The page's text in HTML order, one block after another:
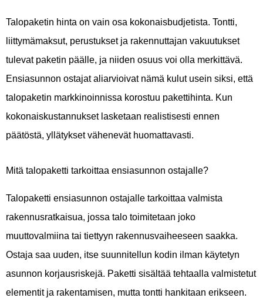
Talopaketin hinta on vain osa kokonaisbudjetista. Tontti,
liittymämaksut, perustukset ja rakennuttajan vakuutukset
tulevat paketin päälle, ja niiden osuus voi olla merkittävä.
Ensiasunnon ostajat aliarvioivat nämä kulut usein siksi, että
talopaketin markkinoinnissa korostuu pakettihinta. Kun
kokonaiskustannukset lasketaan realistisesti ennen
päätöstä, yllätykset vähenevät huomattavasti.
Mitä talopaketti tarkoittaa ensiasunnon ostajalle?
Talopaketti ensiasunnon ostajalle tarkoittaa valmista
rakennusratkaisua, jossa talo toimitetaan joko
muuttovalmiina tai tiettyyn rakennusvaiheeseen saakka.
Ostaja saa uuden, itse suunnitellun kodin ilman käytetyn
asunnon korjausriskejä. Paketti sisältää tehtaalla valmistetut
elementit ja rakentamisen, mutta tontti hankitaan erikseen.